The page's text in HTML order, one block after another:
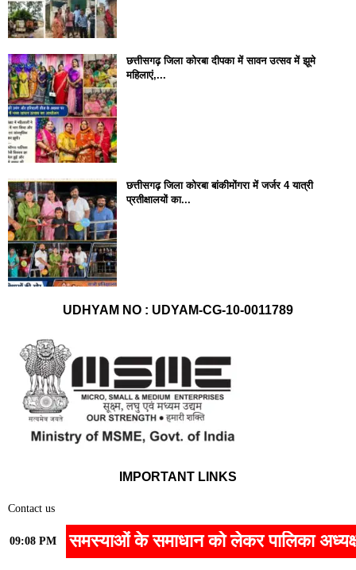
09:08 PM के समाधान को लेकर पालिका अध्यक्ष सोनी
छत्तीसगढ़ जिला कोरबा दीपका में सावन उत्सव में झूमे
महिलाएं,...
छत्तीसगढ़ जिला कोरबा बांकीमोंगरा में जर्जर 4 यात्री
प्रतीक्षालयों का...
UDHYAM NO : UDYAM-CG-10-0011789
IMPORTANT LINKS
Contact us
Home